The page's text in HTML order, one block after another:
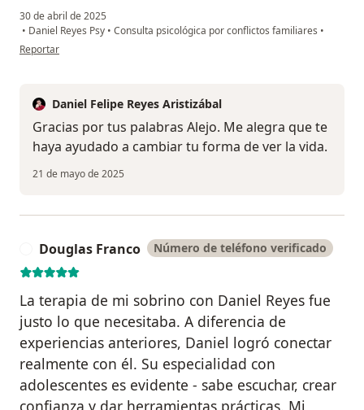
30 de abril de 2025
• Daniel Reyes Psy • Consulta psicológica por conflictos familiares •
en opinión del usuario Alejandro
Reportar
Daniel Felipe Reyes Aristizábal
Gracias por tus palabras Alejo. Me alegra que te
haya ayudado a cambiar tu forma de ver la vida.
21 de mayo de 2025
Douglas Franco Número de teléfono verificado
La terapia de mi sobrino con Daniel Reyes fue
justo lo que necesitaba. A diferencia de
experiencias anteriores, Daniel logró conectar
realmente con él. Su especialidad con
adolescentes es evidente - sabe escuchar, crear
confianza y dar herramientas prácticas. Mi